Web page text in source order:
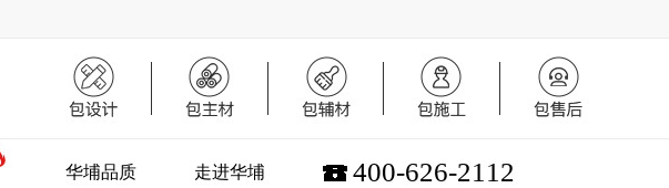
华埔品质 走进华埔 400-626-2112